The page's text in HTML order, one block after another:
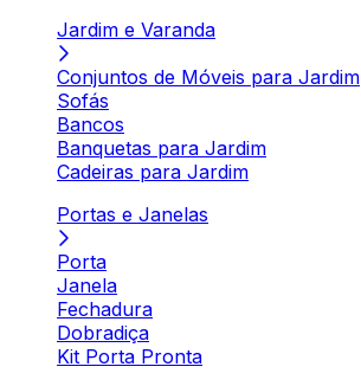
Jardim e Varanda
Conjuntos de Móveis para Jardim
Sofás
Bancos
Banquetas para Jardim
Cadeiras para Jardim
Portas e Janelas
Porta
Janela
Fechadura
Dobradiça
Kit Porta Pronta